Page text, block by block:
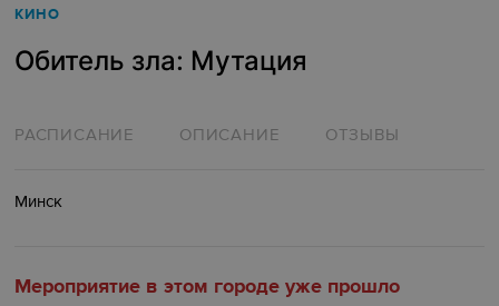
КИНО
Обитель зла: Мутация
РАСПИСАНИЕ ОПИСАНИЕ ОТЗЫВЫ
Минск
Мероприятие в этом городе уже прошло